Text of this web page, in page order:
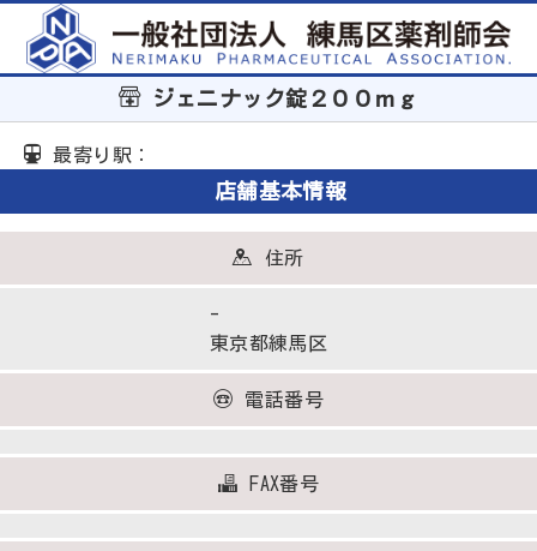
ジェニナック錠２００ｍｇ
最寄り駅：
店舗基本情報
住所
-
東京都練馬区
電話番号
FAX番号